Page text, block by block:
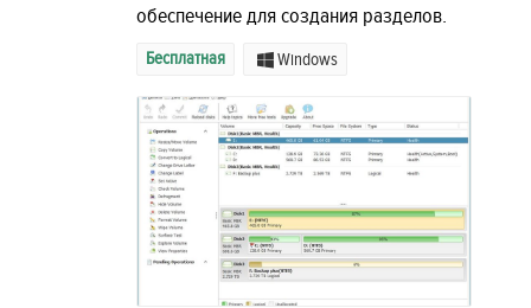
обеспечение для создания разделов.
Бесплатная Windows